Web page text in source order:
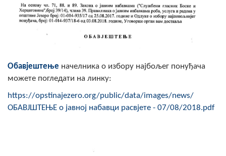
Статут Општине
Скупштинско вијеће општине језеро
Службени Гласници
ОПШТИНСКА УПРАВА
Обавјештење начелника о избору најбољег понуђача
можете погледати на линку:
https://opstinajezero.org/public/data/images/news/
ОБАВЈШТЕЊЕ о јавној набавци расвјете - 07/08/2018.pdf